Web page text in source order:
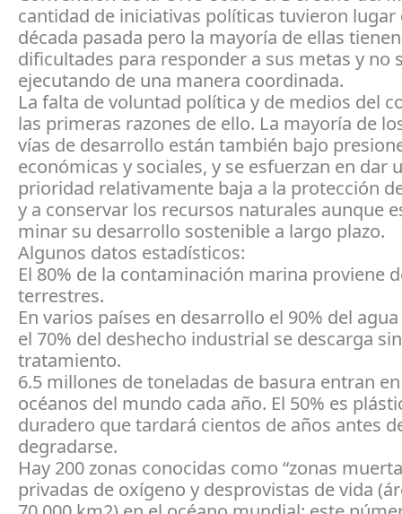
cantidad de iniciativas políticas tuvieron lugar
década pasada pero la mayoría de ellas tienen
dificultades para responder a sus metas y no
ejecutando de una manera coordinada.
La falta de voluntad política y de medios del
las primeras razones de ello. La mayoría de
vías de desarrollo están también bajo
económicas y sociales, y se esfuerzan en dar
prioridad relativamente baja a la protección
y a conservar los recursos naturales aunque
minar su desarrollo sostenible a largo plazo.
Algunos datos estadísticos:
El 80% de la contaminación marina proviene
terrestres.
En varios países en desarrollo el 90% del
el 70% del deshecho industrial se descarga sin
tratamiento.
6.5 millones de toneladas de basura entran
océanos del mundo cada año. El 50% es
duradero que tardará cientos de años antes
degradarse.
Hay 200 zonas conocidas como “zonas
privadas de oxígeno y desprovistas de vida